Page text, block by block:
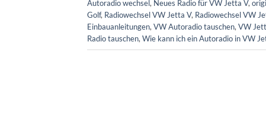
Autoradio wechsel, Neues Radio für VW Jetta V,
Golf, Radiowechsel VW Jetta V, Radiowechsel VW
Einbauanleitungen, VW Autoradio tauschen, VW
Radio tauschen, Wie kann ich ein Autoradio in VW